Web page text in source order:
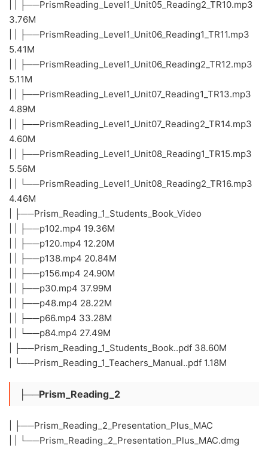
| | ├──PrismReading_Level1_Unit05_Reading2_TR10.mp3
3.76M
| | ├──PrismReading_Level1_Unit06_Reading1_TR11.mp3
5.41M
| | ├──PrismReading_Level1_Unit06_Reading2_TR12.mp3
5.11M
| | ├──PrismReading_Level1_Unit07_Reading1_TR13.mp3
4.89M
| | ├──PrismReading_Level1_Unit07_Reading2_TR14.mp3
4.60M
| | ├──PrismReading_Level1_Unit08_Reading1_TR15.mp3
5.56M
| | └──PrismReading_Level1_Unit08_Reading2_TR16.mp3
4.46M
| ├──Prism_Reading_1_Students_Book_Video
| | ├──p102.mp4 19.36M
| | ├──p120.mp4 12.20M
| | ├──p138.mp4 20.84M
| | ├──p156.mp4 24.90M
| | ├──p30.mp4 37.99M
| | ├──p48.mp4 28.22M
| | ├──p66.mp4 33.28M
| | └──p84.mp4 27.49M
| ├──Prism_Reading_1_Students_Book..pdf 38.60M
| └──Prism_Reading_1_Teachers_Manual..pdf 1.18M
├──Prism_Reading_2
| ├──Prism_Reading_2_Presentation_Plus_MAC
| | └──Prism_Reading_2_Presentation_Plus_MAC.dmg